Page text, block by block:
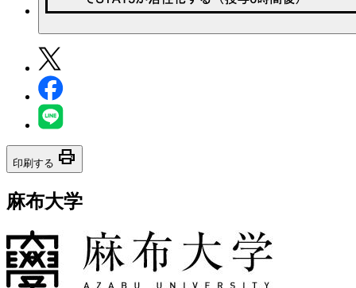
印刷する print
麻布大学